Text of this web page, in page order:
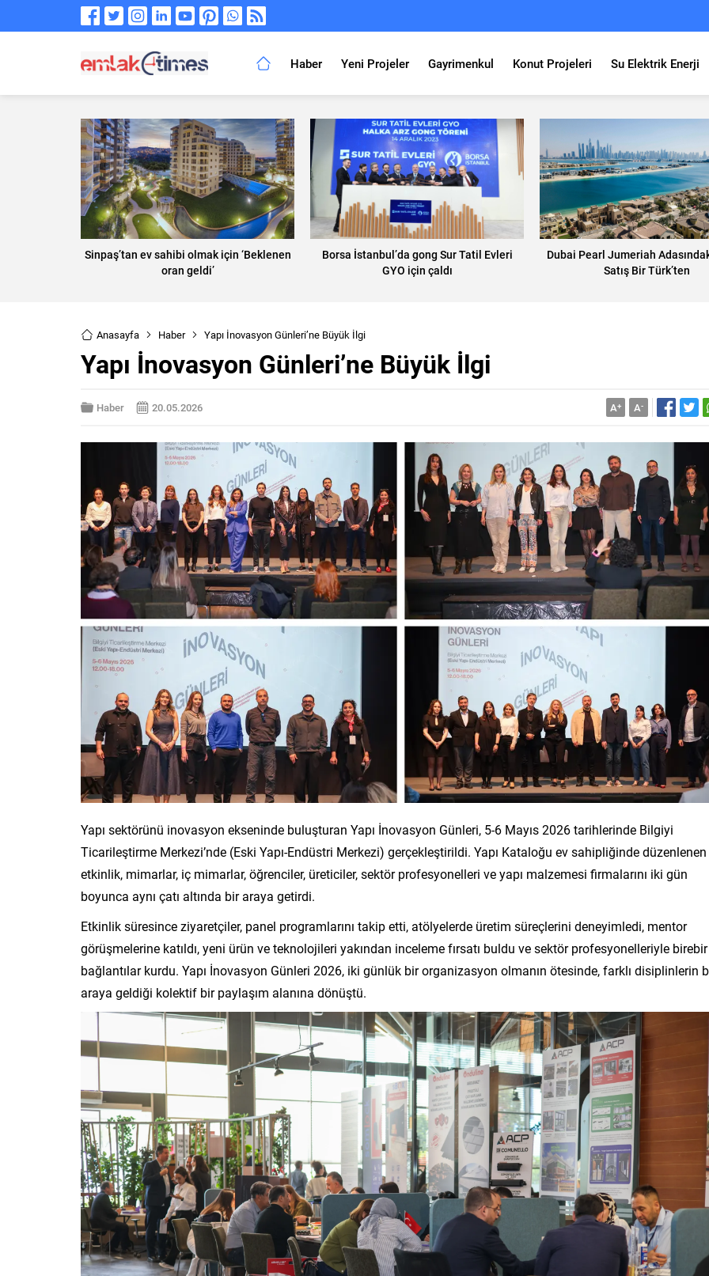
Haber Yeni Projeler Gayrimenkul Konut Projeleri Su Elektrik Enerji
Sinpaş’tan ev sahibi olmak için ‘Beklenen
oran geldi’
Borsa İstanbul’da gong Sur Tatil Evleri
GYO için çaldı
Dubai Pearl Jumeriah
Satış Bir Türk’ten
Anasayfa Haber Yapı İnovasyon Günleri’ne Büyük İlgi
Yapı İnovasyon Günleri’ne Büyük İlgi
Haber 20.05.2026 A+ A-
Yapı sektörünü inovasyon ekseninde buluşturan Yapı İnovasyon Günleri, 5-6 Mayıs 2026 tarihlerinde Bilgiyi
Ticarileştirme Merkezi’nde (Eski Yapı-Endüstri Merkezi) gerçekleştirildi. Yapı Kataloğu ev sahipliğinde düzenlenen
etkinlik, mimarlar, iç mimarlar, öğrenciler, üreticiler, sektör profesyonelleri ve yapı malzemesi firmalarını iki gün
boyunca aynı çatı altında bir araya getirdi.
Etkinlik süresince ziyaretçiler, panel programlarını takip etti, atölyelerde üretim süreçlerini deneyimledi, mentor
görüşmelerine katıldı, yeni ürün ve teknolojileri yakından inceleme fırsatı buldu ve sektör profesyonelleriyle birebir
bağlantılar kurdu. Yapı İnovasyon Günleri 2026, iki günlük bir organizasyon olmanın ötesinde, farklı disiplinlerin
araya geldiği kolektif bir paylaşım alanına dönüştü.